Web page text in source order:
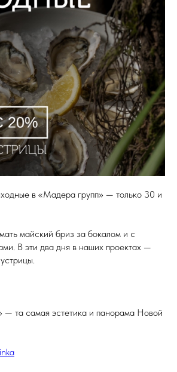
в «Мадера групп» — только 30 и
майский бриз за бокалом и с
В эти два дня в наших проектах —
та самая эстетика и панорама Новой